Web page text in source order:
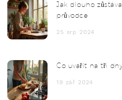
Jak dlouho
průvodce
25 srp 2024
Co uvařit na tři
19 zář 2024